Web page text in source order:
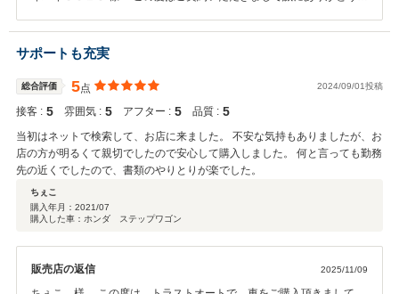
心から感謝しております。何かお困りの際はぜひお気軽にお立ち寄り
ください。今後とも、どうぞ宜しくお願い致します。
サポートも充実
総合評価 5点 2024/09/01投稿
接客 : 5 雰囲気 : 5 アフター : 5 品質 : 5
当初はネットで検索して、お店に来ました。 不安な気持もありましたが、お
店の方が明るくて親切でしたので安心して購入しました。 何と言っても勤務
先の近くでしたので、書類のやりとりが楽でした。
ちぇこ
購入年月： 2021/07
購入した車：ホンダ ステップワゴン
販売店の返信 2025/11/09